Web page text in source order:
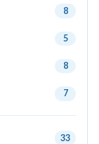
8
5
8
7
33